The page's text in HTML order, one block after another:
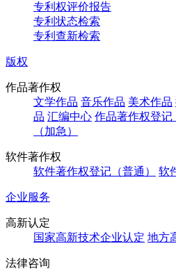
专利权评价报告
专利状态检索
专利查新检索
版权
作品著作权
文学作品 音乐作品 美术作品
品 汇编中心 作品著作权登记
（加急）
软件著作权
软件著作权登记（普通）
软
企业服务
高新认定
国家高新技术企业认定 地方
法律咨询